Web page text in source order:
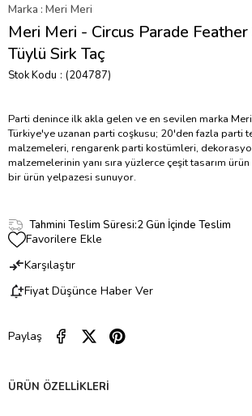
Marka : Meri Meri
Meri Meri - Circus Parade
Tüylü Sirk Taç
Stok Kodu (204787)
Parti denince ilk akla gelen ve en sevilen marka
Türkiye'ye uzanan parti coşkusu; 20'den fazla parti
malzemeleri, rengarenk parti kostümleri,
malzemelerinin yanı sıra yüzlerce çeşit tasarım
bir ürün yelpazesi sunuyor.
Tahmini Teslim Süresi:2 Gün İçinde Teslim
Favorilere Ekle
Karşılaştır
Fiyat Düşünce Haber Ver
Paylaş
ÜRÜN ÖZELLIKLERI